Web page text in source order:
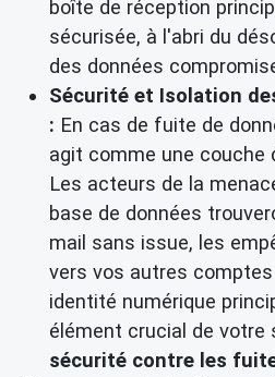
boîte de réception
sécurisée, à l'abri du
des données
Sécurité et Isolation
: En cas de fuite de
agit comme une couche
Les acteurs de la
base de données
mail sans issue, les
vers vos autres
identité numérique
élément crucial de votre
sécurité contre les